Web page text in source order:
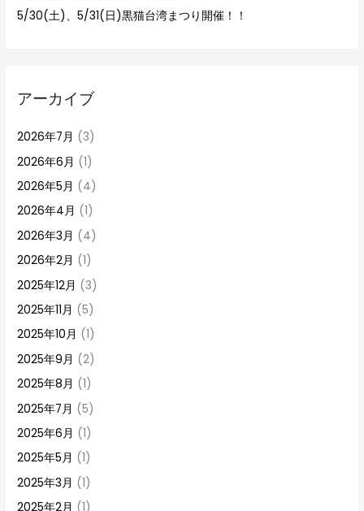
5/30(土)、5/31(日)黒猫台湾まつり開催！！
アーカイブ
2026年7月 (3)
2026年6月 (1)
2026年5月 (4)
2026年4月 (1)
2026年3月 (4)
2026年2月 (1)
2025年12月 (3)
2025年11月 (5)
2025年10月 (1)
2025年9月 (2)
2025年8月 (1)
2025年7月 (5)
2025年6月 (1)
2025年5月 (1)
2025年3月 (1)
2025年2月 (1)